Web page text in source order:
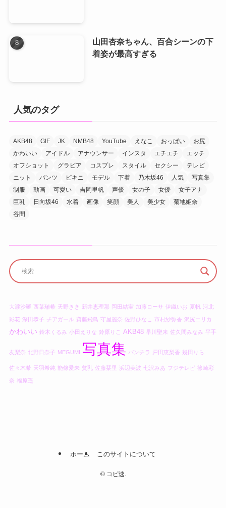
山田杏奈ちゃん、百合シーンの下
着姿が最高すぎる
人気のタグ
AKB48 GIF JK NMB48 YouTube えなこ おっぱい
お尻
かわいい
アイドル アナウンサー インスタ エチエチ
エッチ
オフショット
グラビア コスプレ スタイル セクシー
テレビ
ニット
パンツ ビキニ モデル 下着 乃木坂46 人気
写真集
制服
動画 可愛い 吉岡里帆 声優 女の子 女優
女子アナ
巨乳
日向坂46 水着 画像 笑顔 美人 美少女
菊地姫奈
谷間
大瀧沙羅 西葉瑞希 天野きき 新井恵理那 岡田結実 加藤ローサ 伊織いお 夏帆 河北
彩花 深田恭子 チアガール 齋藤飛鳥 守屋麗奈 佐野ひなこ 市村紗弥香 沢尻エリカ
かわいい 鈴木くるみ 小田えりな 鈴原りこ AKB48 早川聖来 佐久間みなみ 平手
友梨奈 北野日奈子 MEGUMI 写真集 パンチラ 戸田恵梨香 幾田りら
佐々木希 天羽希純 能條愛未 貧乳 佐藤栞里 浜辺美波 七沢みあ フジテレビ 篠崎彩
奈 福原遥
ホーム このサイトについて
©コピ速.